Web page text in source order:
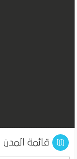
قائمة المدن